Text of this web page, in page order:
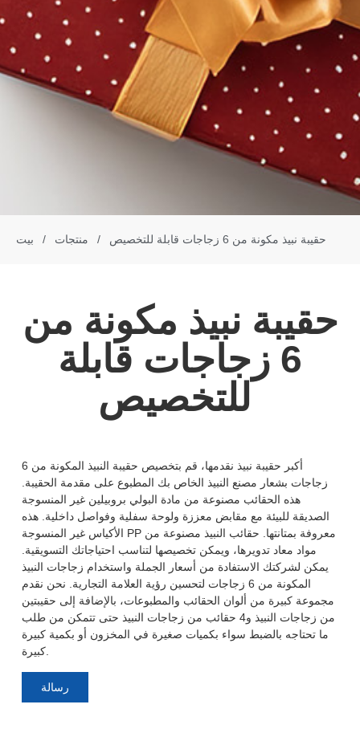
بيت / منتجات /
حقيبة نبيذ مكونة من
6 زجاجات قابلة
أكبر حقيبة نبيذ نقدمها، قم بتخصيص حقيبة النبيذ المكونة من 6
زجاجات بشعار مصنع النبيذ الخاص بك المطبوع على مقدمة الحقيبة.
هذه الحقائب مصنوعة من مادة البولي بروبيلين غير المنسوجة
الصديقة للبيئة مع مقابض معززة ولوحة سفلية وفواصل داخلية. هذه
الأكياس غير المنسوجة PP معروفة بمتانتها. حقائب النبيذ مصنوعة من
مواد معاد تدويرها، ويمكن تخصيصها لتناسب احتياجاتك التسويقية.
يمكن لشركتك الاستفادة من أسعار الجملة واستخدام زجاجات النبيذ
المكونة من 6 زجاجات لتحسين رؤية العلامة التجارية. نحن نقدم
مجموعة كبيرة من ألوان الحقائب والمطبوعات، بالإضافة إلى حقيبتين
من زجاجات النبيذ و4 حقائب من زجاجات النبيذ حتى تتمكن من طلب
ما تحتاجه بالضبط سواء بكميات صغيرة في المخزون أو بكمية كبيرة
كبيرة.
رسالة